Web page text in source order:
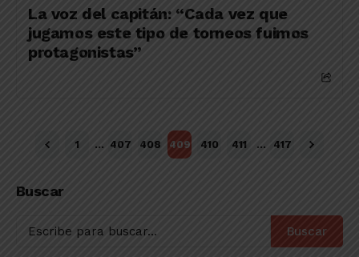
La voz del capitán: “Cada vez que
jugamos este tipo de torneos fuimos
protagonistas”
1 … 407 408 409 410 411 … 417
Buscar
Buscar